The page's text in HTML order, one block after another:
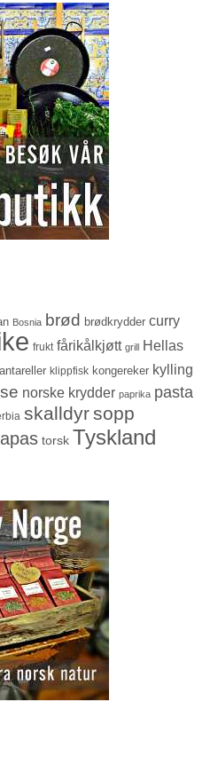
Bosnia brød brødkrydder curry
frukt fårikålkjøtt grill Hellas
klippfisk kongereker kylling
norske krydder paprika pasta
skalldyrsopp
torsk Tyskland